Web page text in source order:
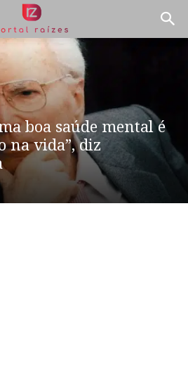
boa saúde mental é
na vida”, diz